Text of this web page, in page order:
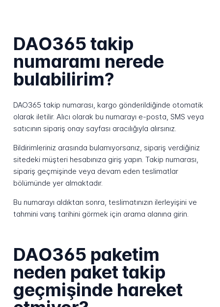
DAO365 takip
numaramı nerede
bulabilirim?
DAO365 takip numarası, kargo gönderildiğinde otomatik
olarak iletilir. Alıcı olarak bu numarayı e-posta, SMS veya
satıcının sipariş onay sayfası aracılığıyla alırsınız.
Bildirimleriniz arasında bulamıyorsanız, sipariş verdiğiniz
sitedeki müşteri hesabınıza giriş yapın. Takip numarası,
sipariş geçmişinde veya devam eden teslimatlar
bölümünde yer almaktadır.
Bu numarayı aldıktan sonra, teslimatınızın ilerleyişini ve
tahmini varış tarihini görmek için arama alanına girin.
DAO365 paketim
neden paket takip
geçmişinde hareket